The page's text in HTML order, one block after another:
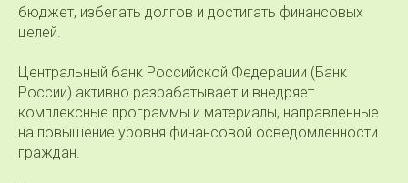
бюджет, избегать долгов и достигать финансовых
целей.
Центральный банк Российской Федерации (Банк
России) активно разрабатывает и внедряет
комплексные программы и материалы, направленные
на повышение уровня финансовой осведомлённости
граждан.